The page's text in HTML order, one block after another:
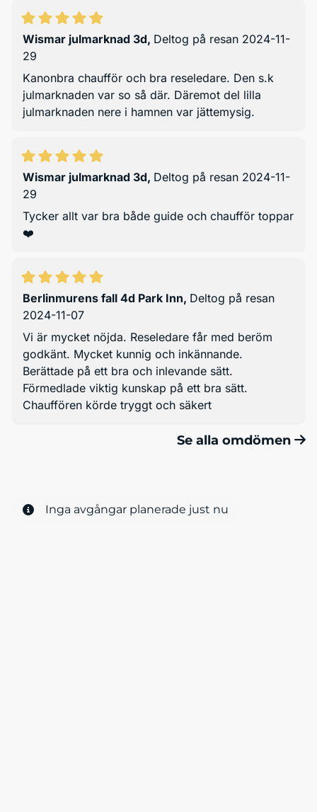
Wismar julmarknad 3d, Deltog på resan 2024-11-
29
Kanonbra chaufför och bra reseledare. Den s.k
julmarknaden var so så där. Däremot del lilla
julmarknaden nere i hamnen var jättemysig.
Wismar julmarknad 3d, Deltog på resan 2024-11-
29
Tycker allt var bra både guide och chaufför toppar
❤️
Berlinmurens fall 4d Park Inn, Deltog på resan
2024-11-07
Vi är mycket nöjda. Reseledare får med beröm
godkänt. Mycket kunnig och inkännande.
Berättade på ett bra och inlevande sätt.
Förmedlade viktig kunskap på ett bra sätt.
Chauffören körde tryggt och säkert
Se alla omdömen
Inga avgångar planerade just nu